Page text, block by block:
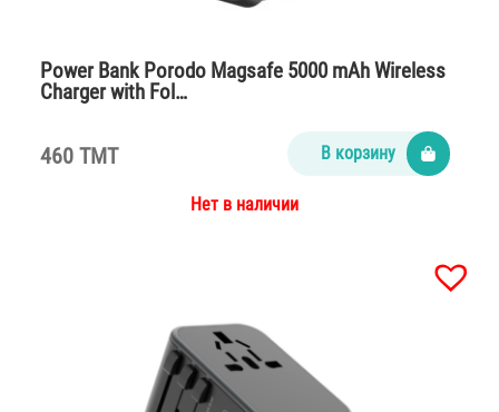
Power Bank Porodo Magsafe 5000 mAh Wireless
Charger with Fol…
460 TMT В корзину
Нет в наличии